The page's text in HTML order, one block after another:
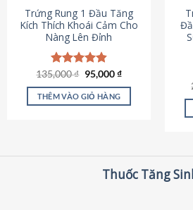
Trứng Rung 1 Đầu Tăng
Kích Thích Khoái Cảm Cho
Nàng Lên Đỉnh
Được xếp
hạng4.87
5 sao
135,000₫ Giá
gốc
là:
135,000 ₫.
95,000₫Giá
tại
THÊM VÀO GIỎ HÀNG
Thuốc Tăng